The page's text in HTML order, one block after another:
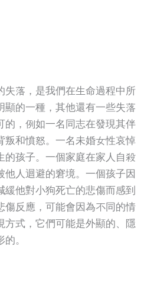
失落，是我們在生命過程中所
顯的一種，其他還有一些失落
的，例如一名同志在發現其伴
叛和憤怒。一名未婚女性哀悼
的孩子。一個家庭在家人自殺
他人迴避的窘境。一個孩子因
緩他對小狗死亡的悲傷而感到
傷反應，可能會因為不同的情
方式，它們可能是外顯的、隱
。